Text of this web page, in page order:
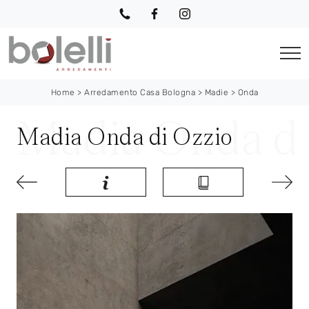
Home > Arredamento Casa Bologna > Madie > Onda
Madia Onda di Ozzio